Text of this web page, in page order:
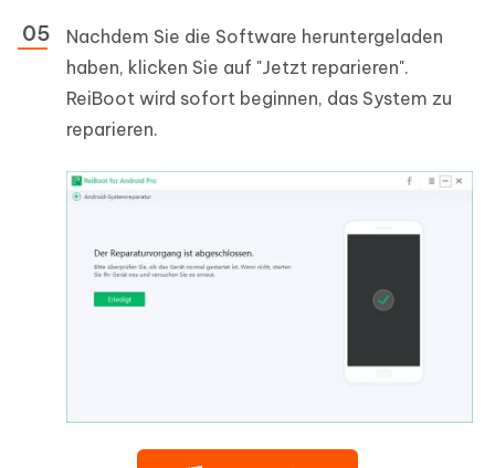
Nachdem Sie die Software heruntergeladen
haben, klicken Sie auf "Jetzt reparieren".
ReiBoot wird sofort beginnen, das System zu
reparieren.